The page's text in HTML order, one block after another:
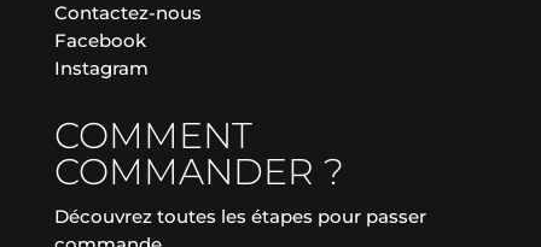
Contactez-nous
Facebook
Instagram
COMMENT
COMMANDER ?
Découvrez toutes les étapes pour passer